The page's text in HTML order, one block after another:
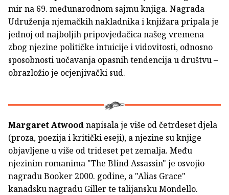
mir na 69. međunarodnom sajmu knjiga. Nagrada
Udruženja njemačkih nakladnika i knjižara pripala je
jednoj od najboljih pripovjedačica našeg vremena
zbog njezine političke intuicije i vidovitosti, odnosno
sposobnosti uočavanja opasnih tendencija u društvu –
obrazložio je ocjenjivački sud.
Margaret Atwoodnapisala je više od četrdeset djela
(proza, poezija i kritički eseji), a njezine su knjige
objavljene u više od trideset pet zemalja. Među
njezinim romanima "The Blind Assassin" je osvojio
nagradu Booker 2000. godine, a "Alias Grace"
kanadsku nagradu Giller te talijansku Mondello.